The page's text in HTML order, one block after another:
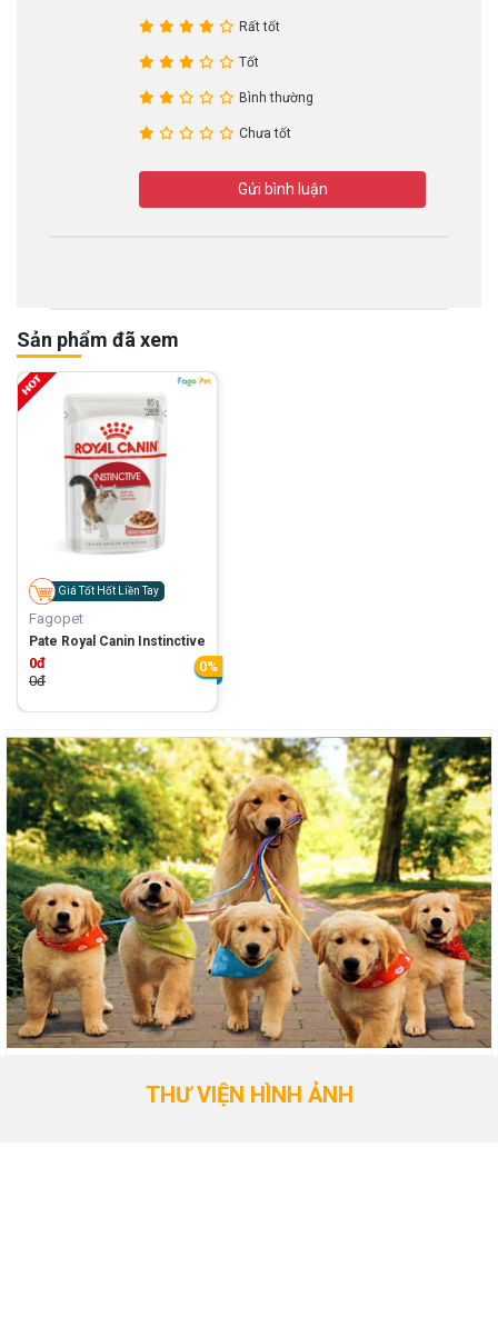
Rất tốt
Tốt
Bình thường
Chưa tốt
Gửi bình luận
Sản phẩm đã xem
Giá Tốt Hốt Liền Tay
Fagopet
Pate Royal Canin Instinctive
0đ
0đ
0%
THƯ VIỆN HÌNH ẢNH